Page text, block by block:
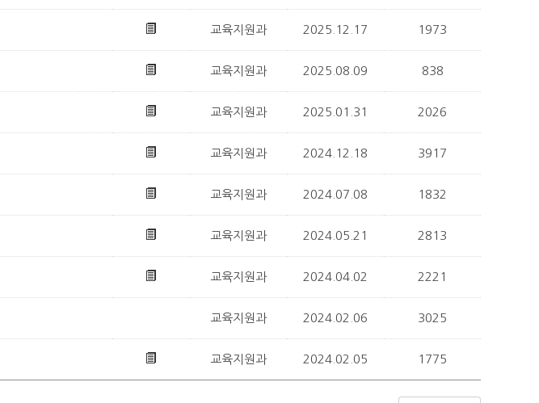
교육지원과 2025.12.17 1973
교육지원과 2025.08.09 838
교육지원과 2025.01.31 2026
교육지원과 2024.12.18 3917
교육지원과 2024.07.08 1832
교육지원과 2024.05.21 2813
교육지원과 2024.04.02 2221
교육지원과 2024.02.06 3025
교육지원과 2024.02.05 1775